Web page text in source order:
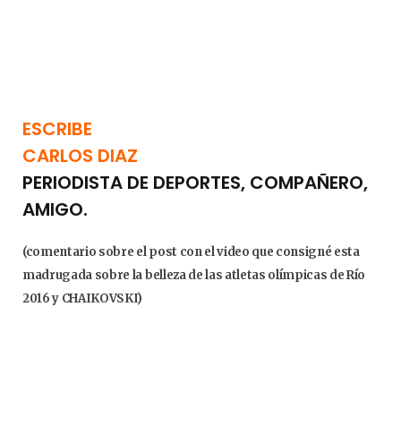
ESCRIBE
CARLOS DIAZ
PERIODISTA DE DEPORTES, COMPAÑERO,
AMIGO.
(comentario sobre el post con el video que consigné esta
madrugada sobre la belleza de las atletas olímpicas de Río
2016 y CHAIKOVSKI)